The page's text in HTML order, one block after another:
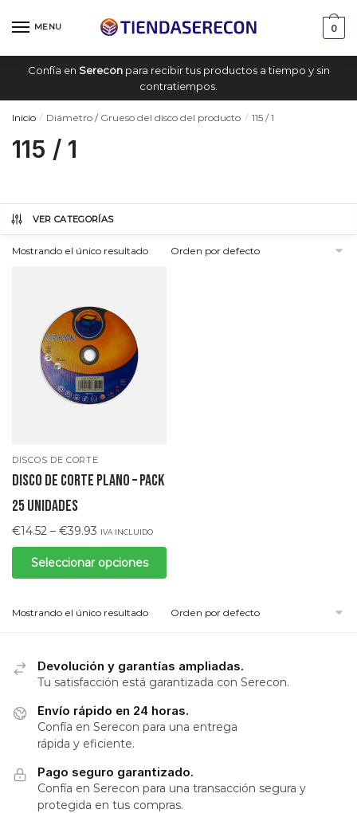
MENU 0
Confía en Sereconpara recibir tus productos a tiempo y sin
contratiempos.
Inicio / Diámetro / Grueso del disco del producto / 115 / 1
115 / 1
VER CATEGORÍAS
Mostrando el único resultado
DISCOS DE CORTE
DISCO DE CORTE PLANO – PACK
25 UNIDADES
€14.52 – €39.93 IVA INCLUIDO
Seleccionar opciones
Mostrando el único resultado
Devolución y garantías ampliadas.
Tu satisfacción está garantizada con Serecon.
Envío rápido en 24 horas.
Confía en Serecon para una entrega
rápida y eficiente.
Pago seguro garantizado.
Confía en Serecon para una transacción segura y
protegida en tus compras.